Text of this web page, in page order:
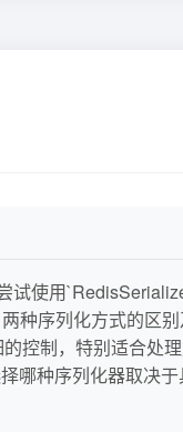
试使用
种序列化方式的区
控制，特别适合处
哪种序列化器取决